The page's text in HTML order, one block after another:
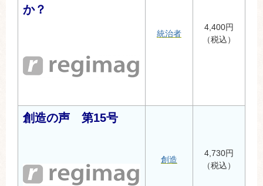
か？
統治者
4,400円
（税込）
創造の声 第15号
創造
4,730円
（税込）